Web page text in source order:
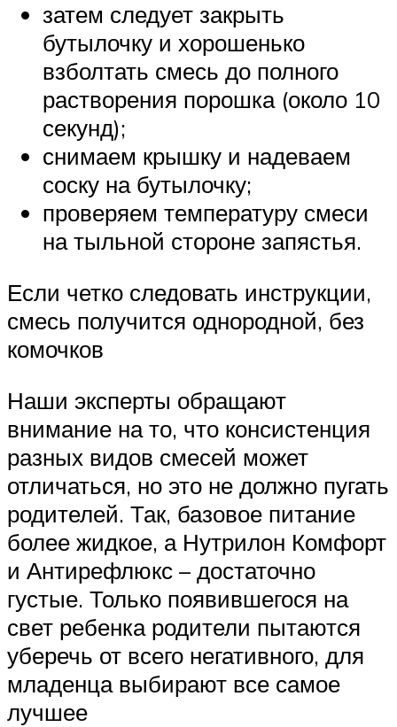
затем следует закрыть
бутылочку и хорошенько
взболтать смесь до полного
растворения порошка (около 10
секунд);
снимаем крышку и надеваем
соску на бутылочку;
проверяем температуру смеси
на тыльной стороне запястья.
Если четко следовать инструкции,
смесь получится однородной, без
комочков
Наши эксперты обращают
внимание на то, что консистенция
разных видов смесей может
отличаться, но это не должно пугать
родителей. Так, базовое питание
более жидкое, а Нутрилон Комфорт
и Антирефлюкс – достаточно
густые. Только появившегося на
свет ребенка родители пытаются
уберечь от всего негативного, для
младенца выбирают все самое
лучшее